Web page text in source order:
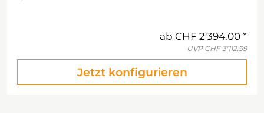
ab CHF 2'394.00
UVP CHF 3'112.99
Jetzt konfigurieren